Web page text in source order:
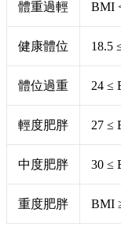
體重過輕 BMI
健康體位 18.5
體位過重 24 ≤
輕度肥胖 27 ≤
中度肥胖 30 ≤
重度肥胖 BMI